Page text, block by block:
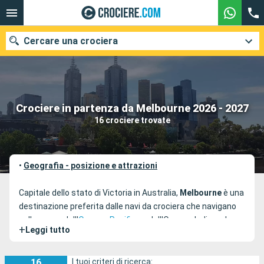
Crociere in partenza da Melbourne 2026 - 2027
16 crociere trovate
Cercare una crociera
Le nostre destinazioni
Mesi di partenza
Porti Compagnie
Ricerca
• Geografia - posizione e attrazioni
Capitale dello stato di Victoria in Australia, Melbourneè una
destinazione preferita dalle navi da crociera che navigano
sulle acque dell'Oceano Pacifico
e dell'Oceano Indiano. La
città si trova a pochi chilometri da Port Phillip Bay. Il relax, il
anche previsti piccoli spazi verdi per il pic-nic. A nord di
+ Leggi tutto
I tuoi criteri di ricerca: